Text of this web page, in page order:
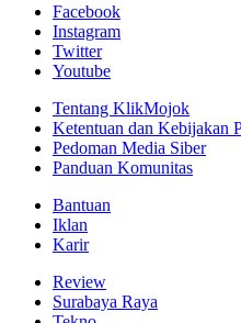
Facebook
Instagram
Twitter
Youtube
Tentang KlikMojok
Ketentuan dan Kebijakan
Pedoman Media Siber
Panduan Komunitas
Bantuan
Iklan
Karir
Review
Surabaya Raya